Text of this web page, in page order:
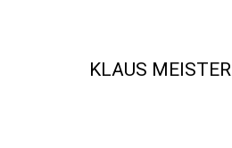
KLAUS MEISTER